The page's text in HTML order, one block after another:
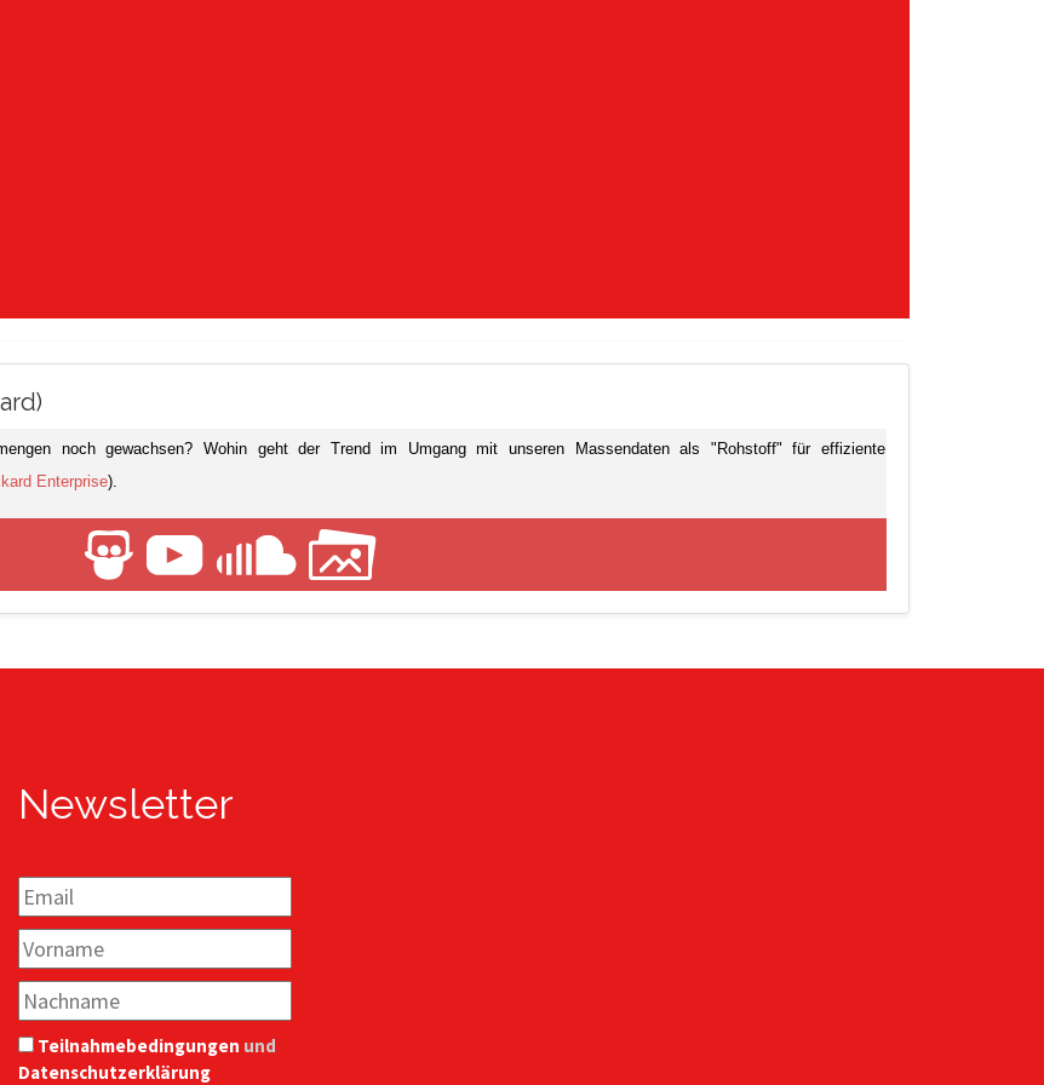
noch gewachsen? Wohin geht der Trend im Umgang mit unseren Massendaten als "Rohstoff" für effiziente
Enterprise).
Newsletter
Teilnahmebedingungen und
Datenschutzerklärung